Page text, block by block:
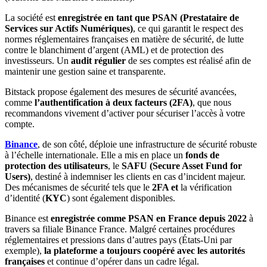
La société est enregistrée en tant que PSAN (Prestataire de
Services sur Actifs Numériques), ce qui garantit le respect des
normes réglementaires françaises en matière de sécurité, de lutte
contre le blanchiment d’argent (AML) et de protection des
investisseurs. Un audit régulier de ses comptes est réalisé afin de
maintenir une gestion saine et transparente.
Bitstack propose également des mesures de sécurité avancées,
comme l’authentification à deux facteurs (2FA), que nous
recommandons vivement d’activer pour sécuriser l’accès à votre
compte.
Binance, de son côté, déploie une infrastructure de sécurité robuste
à l’échelle internationale. Elle a mis en place un fonds de
protection des utilisateurs, le SAFU (Secure Asset Fund for
Users), destiné à indemniser les clients en cas d’incident majeur.
Des mécanismes de sécurité tels que le 2FA et la vérification
d’identité (KYC) sont également disponibles.
Binance est enregistrée comme PSAN en France depuis 2022 à
travers sa filiale Binance France. Malgré certaines procédures
réglementaires et pressions dans d’autres pays (États-Uni par
exemple), la plateforme a toujours coopéré avec les autorités
françaises et continue d’opérer dans un cadre légal.